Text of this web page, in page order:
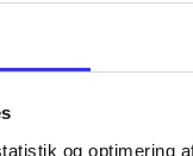
og optimering